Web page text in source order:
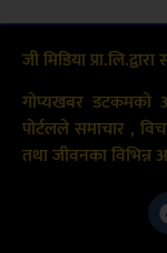
जी मिडिया
गोप्यखबर डटकमको
पोर्टलले समाचार ,
तथा जीवनका